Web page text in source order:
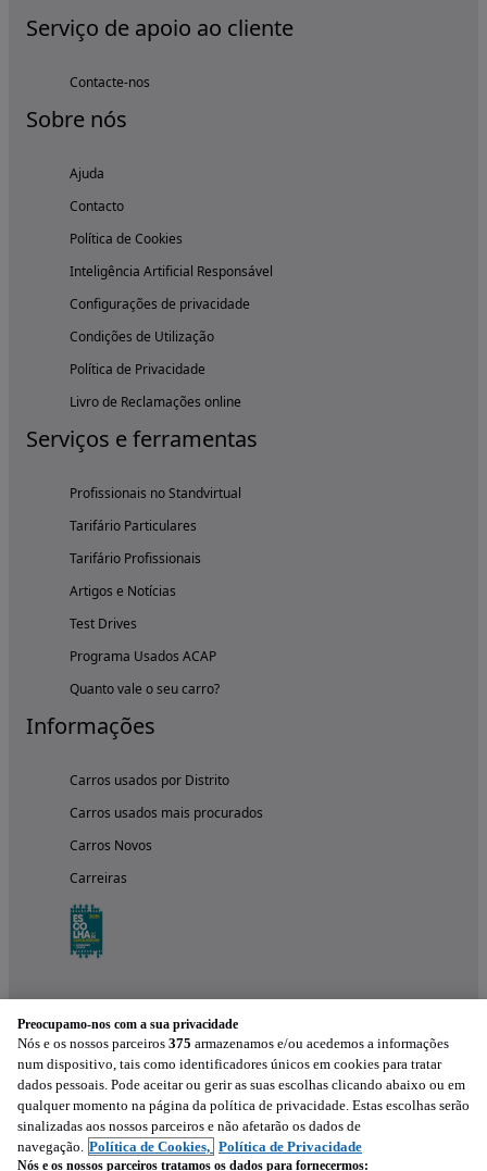
Serviço de apoio ao cliente
Contacte-nos
Sobre nós
Ajuda
Contacto
Política de Cookies
Inteligência Artificial Responsável
Configurações de privacidade
Condições de Utilização
Política de Privacidade
Livro de Reclamações online
Serviços e ferramentas
Profissionais no Standvirtual
Tarifário Particulares
Tarifário Profissionais
Artigos e Notícias
Test Drives
Programa Usados ACAP
Quanto vale o seu carro?
Informações
Carros usados por Distrito
Carros usados mais procurados
Carros Novos
Carreiras
Experimenta a aplicação
Preocupamo-nos com a sua privacidade
Nós e os nossos parceiros 375 armazenamos e/ou acedemos a informações
num dispositivo, tais como identificadores únicos em cookies para tratar
dados pessoais. Pode aceitar ou gerir as suas escolhas clicando abaixo ou em
qualquer momento na página da política de privacidade. Estas escolhas serão
sinalizadas aos nossos parceiros e não afetarão os dados de
navegação. Política de Cookies, Política de Privacidade
Nós e os nossos parceiros tratamos os dados para fornecermos: